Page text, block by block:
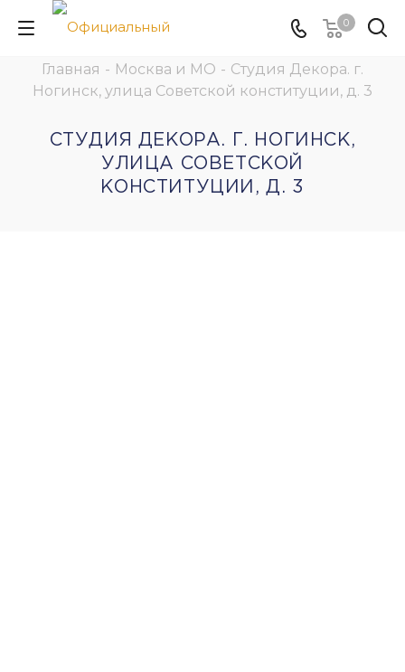
0
Главная - Москва и МО - Студия Декора. г.
Ногинск, улица Советской конституции, д. 3
СТУДИЯ ДЕКОРА. Г. НОГИНСК,
УЛИЦА СОВЕТСКОЙ
КОНСТИТУЦИИ, Д. 3